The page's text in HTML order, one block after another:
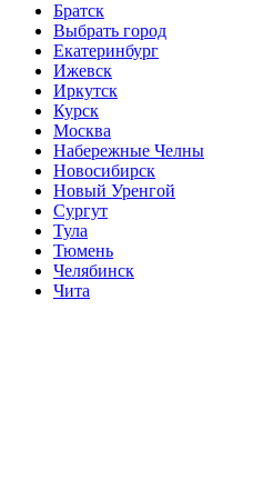
Братск
Выбрать город
Екатеринбург
Ижевск
Иркутск
Курск
Москва
Набережные Челны
Новосибирск
Новый Уренгой
Сургут
Тула
Тюмень
Челябинск
Чита